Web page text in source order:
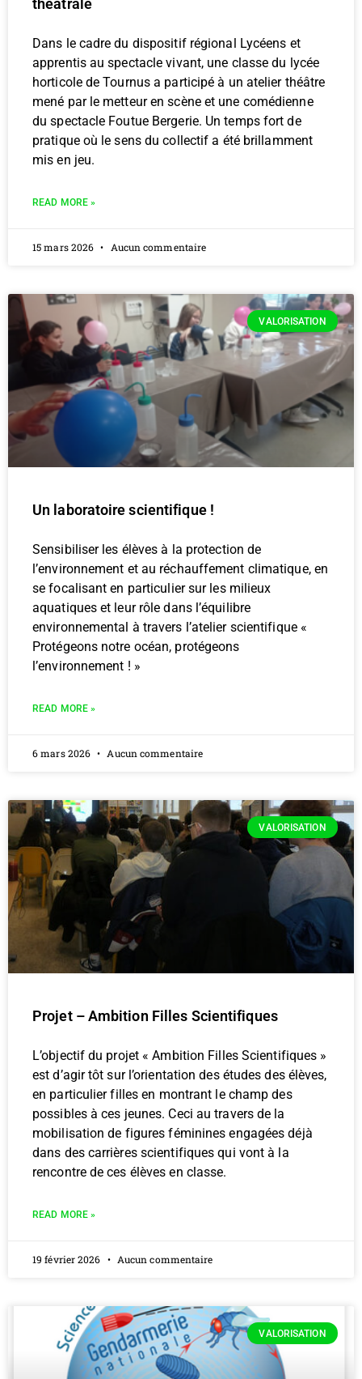
théâtrale
Dans le cadre du dispositif régional Lycéens et
apprentis au spectacle vivant, une classe du lycée
horticole de Tournus a participé à un atelier théâtre
mené par le metteur en scène et une comédienne
du spectacle Foutue Bergerie. Un temps fort de
pratique où le sens du collectif a été brillamment
mis en jeu.
READ MORE »
15 mars 2026 Aucun commentaire
VALORISATION
Un laboratoire scientifique !
Sensibiliser les élèves à la protection de
l’environnement et au réchauffement climatique, en
se focalisant en particulier sur les milieux
aquatiques et leur rôle dans l’équilibre
environnemental à travers l’atelier scientifique «
Protégeons notre océan, protégeons
l’environnement ! »
READ MORE »
6 mars 2026 Aucun commentaire
VALORISATION
Projet – Ambition Filles Scientifiques
L’objectif du projet « Ambition Filles Scientifiques »
est d’agir tôt sur l’orientation des études des élèves,
en particulier filles en montrant le champ des
possibles à ces jeunes. Ceci au travers de la
mobilisation de figures féminines engagées déjà
dans des carrières scientifiques qui vont à la
rencontre de ces élèves en classe.
READ MORE »
19 février 2026 Aucun commentaire
VALORISATION